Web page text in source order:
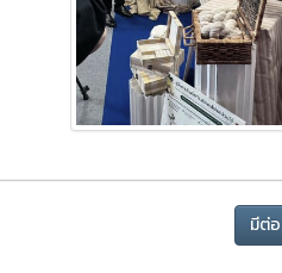
มีต่อ